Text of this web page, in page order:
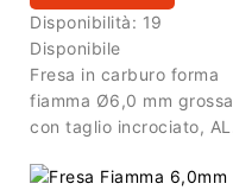
Disponibilità: 19
Disponibile
Fresa in carburo forma
fiamma Ø6,0 mm grossa
con taglio incrociato, AL
rimozione efficace di gel